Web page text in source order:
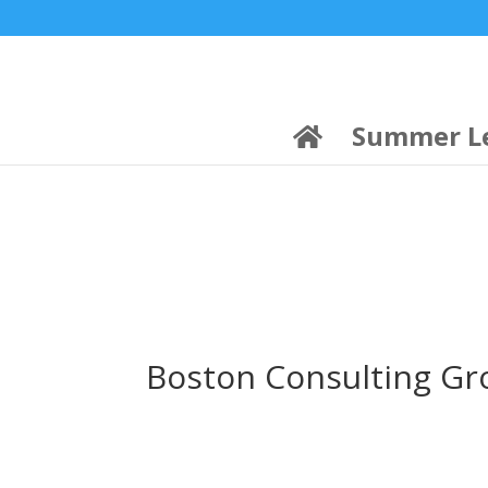
Summer League
Summer League
Summer
Boston Consulting